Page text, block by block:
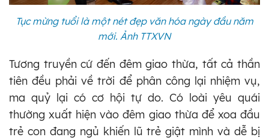
Tục mừng tuổi là một nét đẹp văn hóa ngày đầu năm
mới. Ảnh TTXVN
Tương truyền cứ đến đêm giao thừa, tất cả thần
tiên đều phải về trời để phân công lại nhiệm vụ,
ma quỷ lại có cơ hội tự do. Có loài yêu quái
thường xuất hiện vào đêm giao thừa để xoa đầu
trẻ con đang ngủ khiến lũ trẻ giật mình và dễ bị